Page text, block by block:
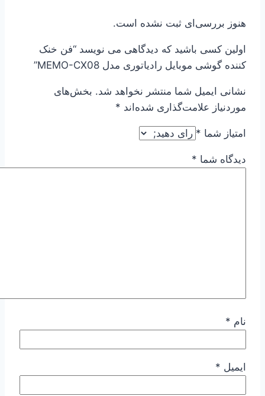
هنوز بررسی‌ای ثبت نشده است.
اولین کسی باشید که دیدگاهی می نویسد “فن خنک
کننده گوشی موبایل رادیاتوری مدل MEMO-CX08”
نشانی ایمیل شما منتشر نخواهد شد. بخش‌های
موردنیاز علامت‌گذاری شده‌اند *
امتیاز شما *
دیدگاه شما *
نام *
ایمیل *